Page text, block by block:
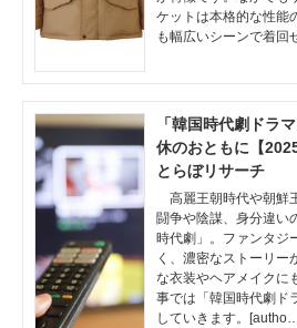
ケットは本格的な性能
も幅広いシーンで着
「韓国時代劇ドラ
休のおともに【
とらぼリサーチ
高麗王朝時代や朝鮮
闘争や陰謀、身分違い
時代劇」。ファンタジ
く、濃密なストーリー
な衣装やヘアメイク
事では「韓国時代劇ド
していきます。